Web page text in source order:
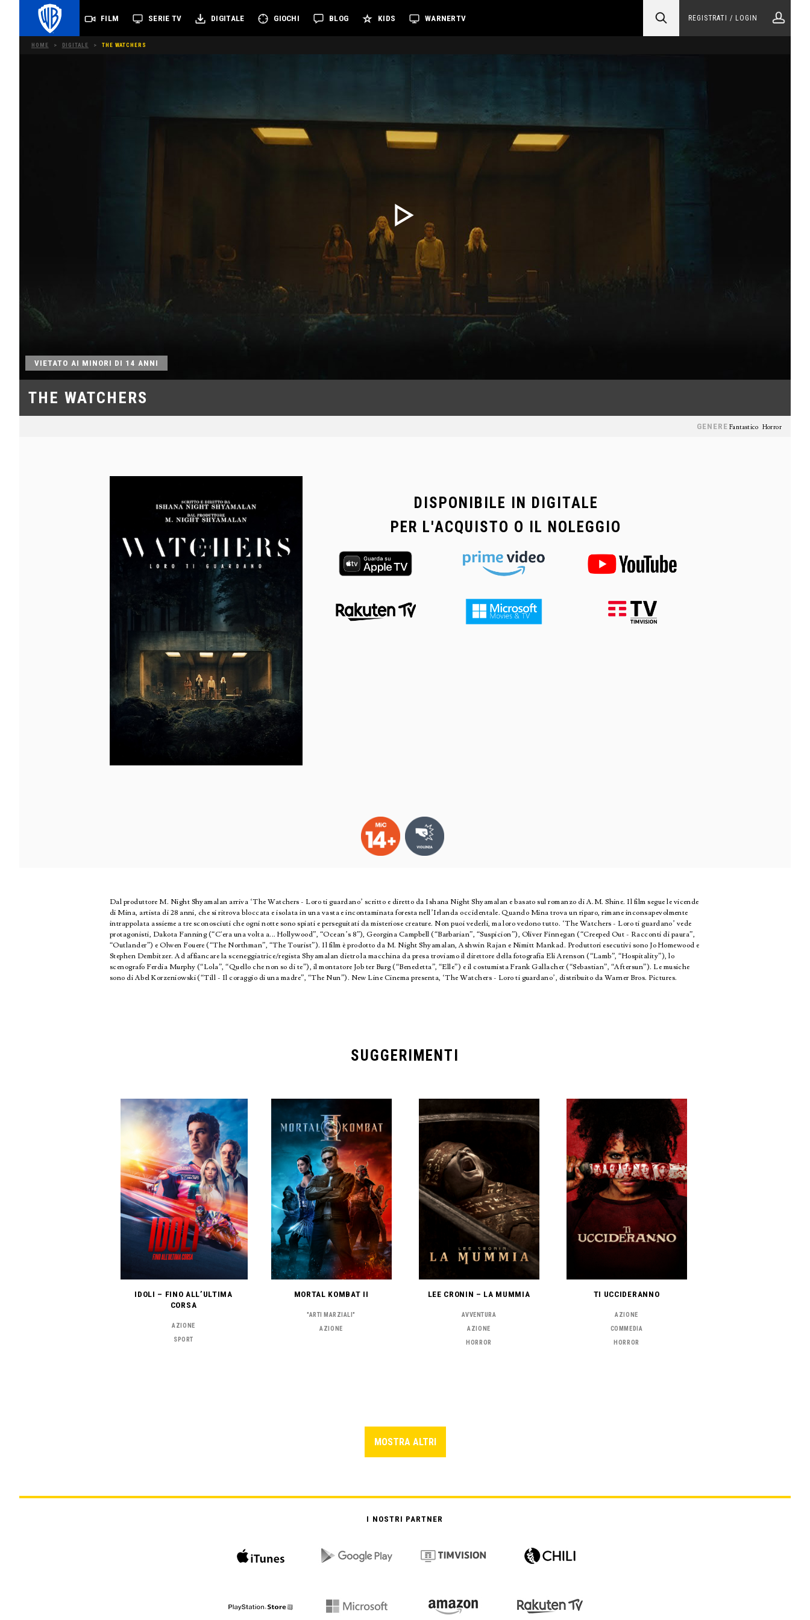
FILM SERIE TV DIGITALE GIOCHI BLOG KIDS WARNERTV REGISTRATI / LOGIN
HOME > DIGITALE > THE WATCHERS
VIETATO AI MINORI DI 14 ANNI
THE WATCHERS
GENERE Fantastico Horror
DISPONIBILE IN DIGITALE
PER L'ACQUISTO O IL NOLEGGIO
Dal produttore M. Night Shyamalan arriva ‘The Watchers - Loro ti guardano’ scritto e diretto da Ishana Night Shyamalan e basato sul romanzo di A.M. Shine. Il film segue le vicende
di Mina, artista di 28 anni, che si ritrova bloccata e isolata in una vasta e incontaminata foresta nell’Irlanda occidentale. Quando Mina trova un riparo, rimane inconsapevolmente
intrappolata assieme a tre sconosciuti che ogni notte sono spiati e perseguitati da misteriose creature. Non puoi vederli, ma loro vedono tutto. ‘The Watchers - Loro ti guardano’ vede
protagonisti, Dakota Fanning (“C'era una volta a... Hollywood”, “Ocean’s 8”), Georgina Campbell (“Barbarian”, “Suspicion”), Oliver Finnegan (“Creeped Out - Racconti di paura”,
“Outlander”) e Olwen Fouere (“The Northman”, “The Tourist”). Il film è prodotto da M. Night Shyamalan, Ashwin Rajan e Nimitt Mankad. Produttori esecutivi sono Jo Homewood e
Stephen Dembitzer. Ad affiancare la sceneggiatrice/regista Shyamalan dietro la macchina da presa troviamo il direttore della fotografia Eli Arenson (“Lamb”, “Hospitality”), lo
scenografo Ferdia Murphy (“Lola”, “Quello che non so di te”), il montatore Job ter Burg (“Benedetta”, “Elle”) e il costumista Frank Gallacher (“Sebastian”, “Aftersun”). Le musiche
sono di Abel Korzeniowski (“Till - Il coraggio di una madre”, “The Nun”). New Line Cinema presenta, ‘The Watchers - Loro ti guardano’, distribuito da Warner Bros. Pictures.
SUGGERIMENTI
IDOLI – FINO ALL’ULTIMA
CORSA
AZIONE
SPORT
MORTAL KOMBAT II
"ARTI MARZIALI"
AZIONE
LEE CRONIN – LA MUMMIA
AVVENTURA
AZIONE
HORROR
TI UCCIDERANNO
AZIONE
COMMEDIA
HORROR
MOSTRA ALTRI
I NOSTRI PARTNER